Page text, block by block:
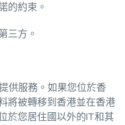
的約束。
三方。
供服務。如果您位於香
將被轉移到香港並在香港
於您居住國以外的IT和其